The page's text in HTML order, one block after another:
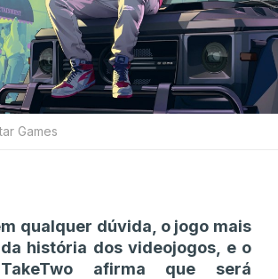
Games
qualquer dúvida, o jogo mais
história dos videojogos, e o
afirma que será